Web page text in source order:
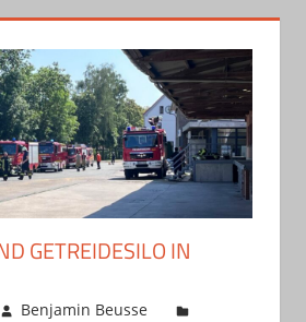
GETREIDESILO IN
Benjamin Beusse